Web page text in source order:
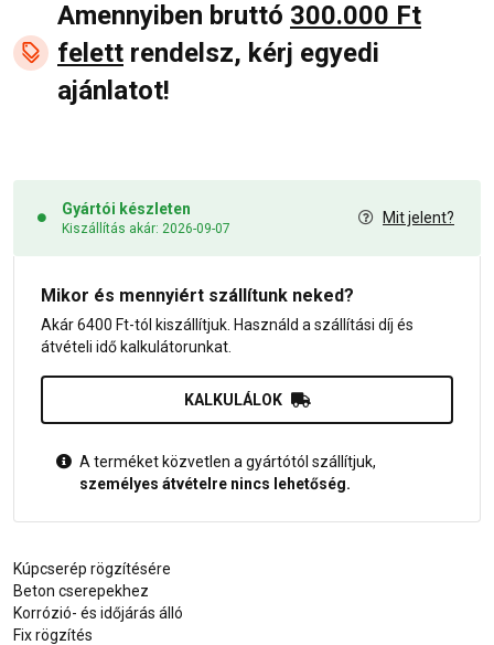
Amennyiben bruttó 300.000 Ft
felett rendelsz, kérj egyedi
ajánlatot!
Gyártói készleten
Kiszállítás akár: 2026-09-07
Mit jelent?
Mikor és mennyiért szállítunk neked?
Akár 6400 Ft-tól kiszállítjuk. Használd a szállítási díj és
átvételi idő kalkulátorunkat.
KALKULÁLOK
A terméket közvetlen a gyártótól szállítjuk,
személyes átvételre nincs lehetőség.
Kúpcserép rögzítésére
Beton cserepekhez
Korrózió- és időjárás álló
Fix rögzítés